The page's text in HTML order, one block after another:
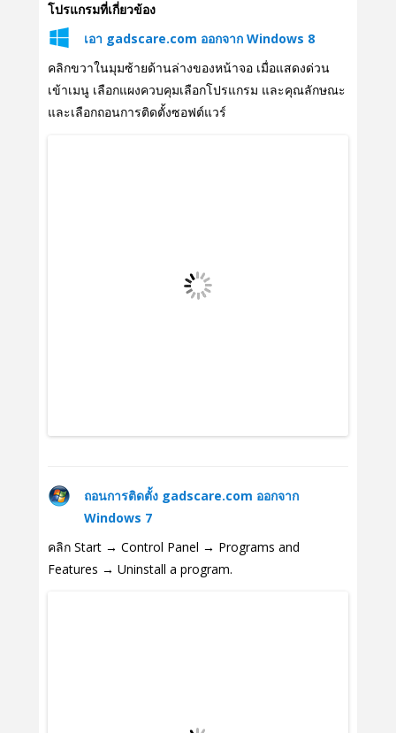
โปรแกรมที่เกี่ยวข้อง
เอา gadscare.com ออกจาก Windows 8
คลิกขวาในมุมซ้ายด้านล่างของหน้าจอ เมื่อแสดงด่วน
เข้าเมนู เลือกแผงควบคุมเลือกโปรแกรม และคุณลักษณะ
และเลือกถอนการติดตั้งซอฟต์แวร์
ถอนการติดตั้ง gadscare.com ออกจาก
Windows 7
คลิก Start → Control Panel → Programs and
Features → Uninstall a program.